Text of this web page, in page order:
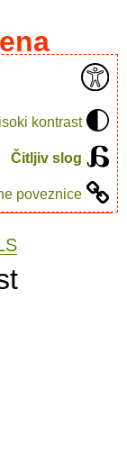
kontrast
Čitljiv slog
poveznice